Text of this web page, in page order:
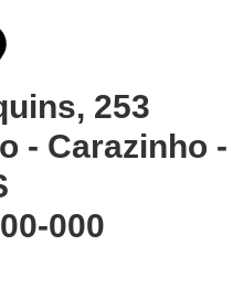
253
- Carazinho -
000